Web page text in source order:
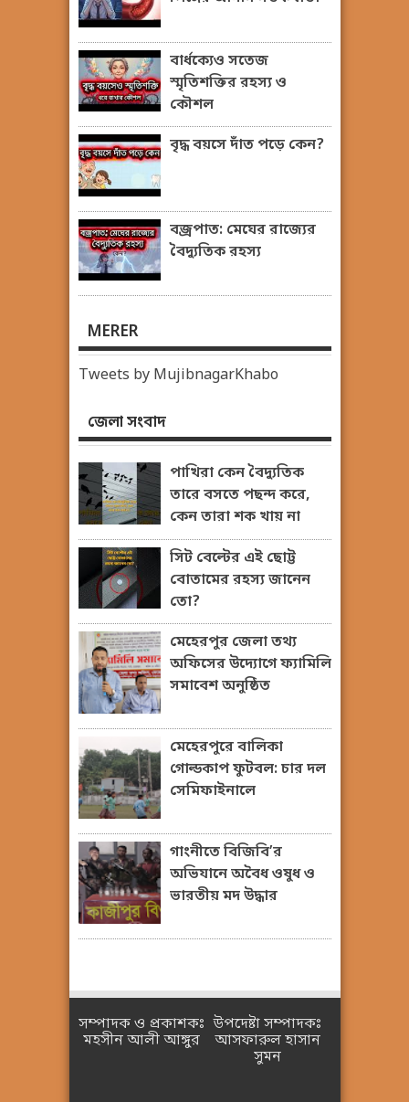
বার্ধক্যেও সতেজ
স্মৃতিশক্তির রহস্য ও
কৌশল
বৃদ্ধ বয়সে দাঁত পড়ে কেন?
বজ্রপাত: মেঘের রাজ্যের
বৈদ্যুতিক রহস্য
MERER
Tweets by MujibnagarKhabo
জেলা সংবাদ
পাখিরা কেন বৈদ্যুতিক
তারে বসতে পছন্দ করে,
কেন তারা শক খায় না
সিট বেল্টের এই ছোট্ট
বোতামের রহস্য জানেন
তো?
মেহেরপুর জেলা তথ্য
অফিসের উদ্যোগে ফ্যামিলি
সমাবেশ অনুষ্ঠিত
মেহেরপুরে বালিকা
গোল্ডকাপ ফুটবল: চার দল
সেমিফাইনালে
গাংনীতে বিজিবি’র
অভিযানে অবৈধ ওষুধ ও
ভারতীয় মদ উদ্ধার
সম্পাদক ও প্রকাশকঃ
মহসীন আলী আঙ্গুর
উপদেষ্টা সম্পাদকঃ
আসফারুল হাসান
সুমন